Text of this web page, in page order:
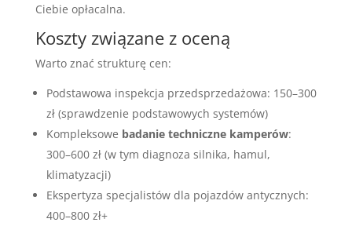
Ciebie opłacalna.
Koszty związane z oceną
Warto znać strukturę cen:
Podstawowa inspekcja przedsprzedażowa: 150–300
zł (sprawdzenie podstawowych systemów)
Kompleksowe badanie techniczne kamperów:
300–600 zł (w tym diagnoza silnika, hamul,
klimatyzacji)
Ekspertyza specjalistów dla pojazdów antycznych:
400–800 zł+